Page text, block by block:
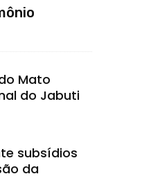
Mato
do Jabuti
subsídios
da